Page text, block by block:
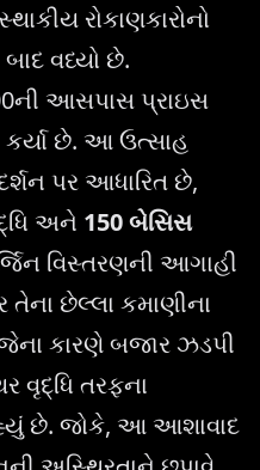
રોકાણકારોનો
વધ્યો છે.
આસપાસ પ્રાઇસ
કર્યા છે. આ ઉત્સાહ
પર આધારિત છે,
અને 150 બેસિસ
વિસ્તરણની આગાહી
તેના છેલ્લા કમાણીના
કારણે બજાર ઝડપી
વૃદ્ધિ તરફના
છે. જોકે, આ આશાવાદ